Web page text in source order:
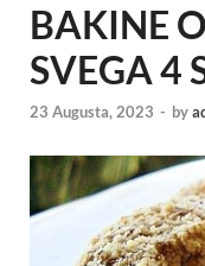
BAKINE
SVEGA 4
23 Augusta, 2023 - by